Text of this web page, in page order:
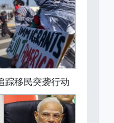
踪移民突袭行动